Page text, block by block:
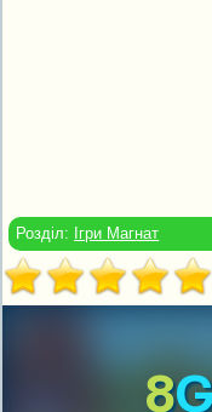
Розділ: Ігри Магнат